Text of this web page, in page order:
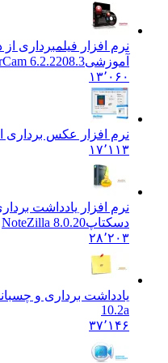
نرم افزار فیلمبرداری از
آموزشی6.2.2208.3
۱۳٬۰۶۰
نرم افزار عکس برداری از
۱۷٬۱۱۳
نرم افزار یادداشت برداری
دسکتاپNoteZilla 8.0.20
۲۸٬۲۰۳
یادداشت برداری و چسباندن
۳۷٬۱۴۶